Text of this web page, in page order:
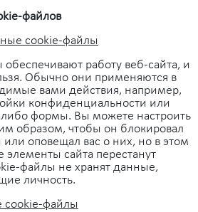
файлов
cookie-файлы
работу веб-сайта, и
Обычно они применяются в
вами действия, например,
конфиденциальности или
либо формы. Вы можете настроить
образом, чтобы он блокировал
оповещал вас о них, но в этом
элементы сайта перестанут
файлы не хранят данные,
личность.
cookie-файлы